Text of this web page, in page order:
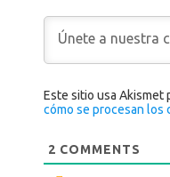
Este sitio usa Akismet
cómo se procesan los
2 COMMENTS